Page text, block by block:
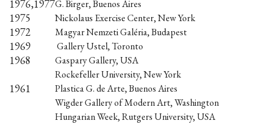
1976,1977G. Birger, Buenos Aires
1975 Nickolaus Exercise Center, New York
1972 Magyar Nemzeti Galéria, Budapest
1969 Gallery Ustel, Toronto
1968
Gaspary Gallery, USA
Rockefeller University, New York
1961
Plastica G. de Arte, Buenos Aires
Wigder Gallery of Modern Art, Washington
Hungarian Week, Rutgers University, USA